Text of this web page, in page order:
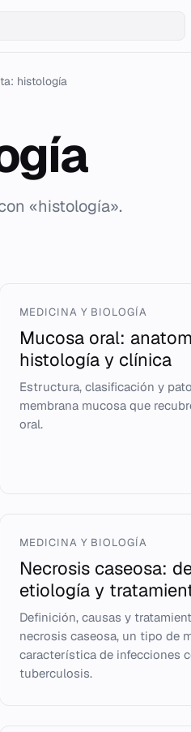
histología
«histología».
MEDICINA Y BIOLOGÍA
Mucosa oral:
histología y clínica
Estructura, clasificación y
membrana mucosa que
oral.
MEDICINA Y BIOLOGÍA
Necrosis caseosa:
etiología y
Definición, causas y
necrosis caseosa, un tipo de
característica de infecciones
tuberculosis.